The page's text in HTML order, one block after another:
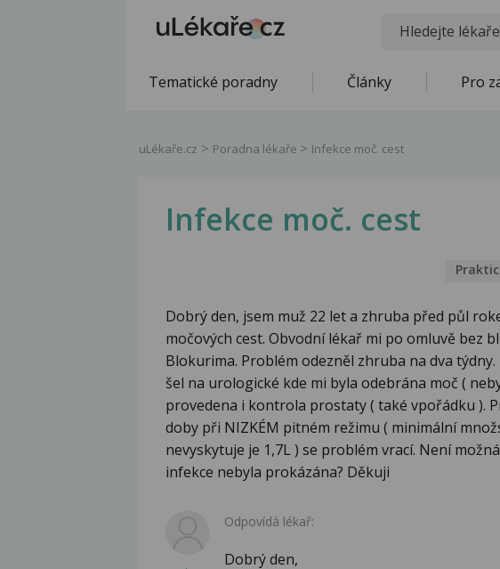
Tematické poradny Články Pro
uLékaře.cz Poradna lékaře Infekce moč. cest
Infekce moč. cest
Dobrý den, jsem muž 22 let a zhruba před půl
močových cest. Obvodní lékař mi po omluvě bez
Blokurima. Problém odezněl zhruba na dva
šel na urologické kde mi byla odebrána moč (
provedena i kontrola prostaty ( také vpořádku ).
doby při NIZKÉM pitném režimu ( minimální
nevyskytuje je 1,7L ) se problém vrací. Není
infekce nebyla prokázána? Děkuji
Odpovídá lékař:
Dobrý den,